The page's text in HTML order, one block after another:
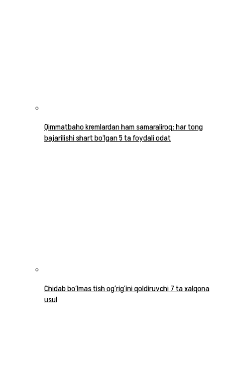
Qimmatbaho kremlardan ham samaraliroq: har tong
bajarilishi shart bo‘lgan 5 ta foydali odat
Chidab bo‘lmas tish og‘rig‘ini qoldiruvchi 7 ta xalqona
usul